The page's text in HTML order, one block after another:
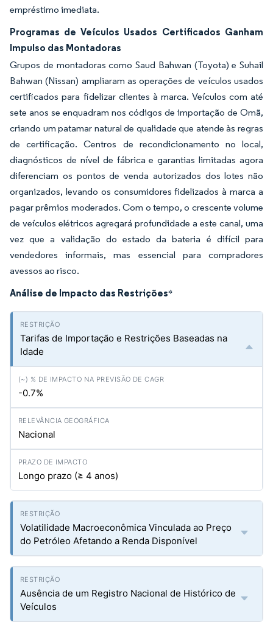
empréstimo imediata.
Programas de Veículos Usados Certificados Ganham
Impulso das Montadoras
Grupos de montadoras como Saud Bahwan (Toyota) e Suhail
Bahwan (Nissan) ampliaram as operações de veículos usados
certificados para fidelizar clientes à marca. Veículos com até
sete anos se enquadram nos códigos de importação de Omã,
criando um patamar natural de qualidade que atende às regras
de certificação. Centros de recondicionamento no local,
diagnósticos de nível de fábrica e garantias limitadas agora
diferenciam os pontos de venda autorizados dos lotes não
organizados, levando os consumidores fidelizados à marca a
pagar prêmios moderados. Com o tempo, o crescente volume
de veículos elétricos agregará profundidade a este canal, uma
vez que a validação do estado da bateria é difícil para
vendedores informais, mas essencial para compradores
avessos ao risco.
Análise de Impacto das Restrições*
Tarifas de Importação e Restrições Baseadas na
Idade
-0.7%
Nacional
Longo prazo (≥ 4 anos)
Volatilidade Macroeconômica Vinculada ao Preço
do Petróleo Afetando a Renda Disponível
Ausência de um Registro Nacional de Histórico de
Veículos